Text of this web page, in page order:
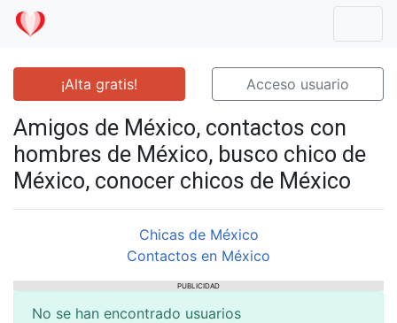
¡Alta gratis! Acceso usuario
Amigos de México, contactos con
hombres de México, busco chico de
México, conocer chicos de México
Chicas de México
Contactos en México
PUBLICIDAD
No se han encontrado usuarios